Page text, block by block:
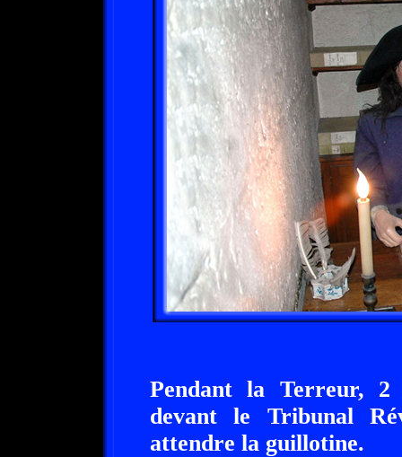
Pendant la Terreur, 2
devant le Tribunal
attendre la guillotine.